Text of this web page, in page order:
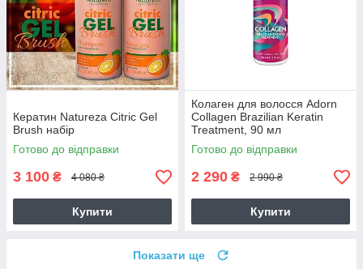
Кератин Natureza Citric Gel
Brush набір
Готово до відправки
3 100 ₴ 4 080 ₴
Купити
Колаген для волосся Adorn
Collagen Brazilian Keratin
Treatment, 90 мл
Готово до відправки
2 290 ₴ 2 990 ₴
Купити
Показати ще